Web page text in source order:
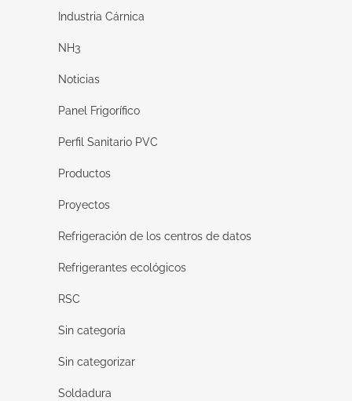
Industria Cárnica
NH3
Noticias
Panel Frigorífico
Perfil Sanitario PVC
Productos
Proyectos
Refrigeración de los centros de datos
Refrigerantes ecológicos
RSC
Sin categoría
Sin categorizar
Soldadura